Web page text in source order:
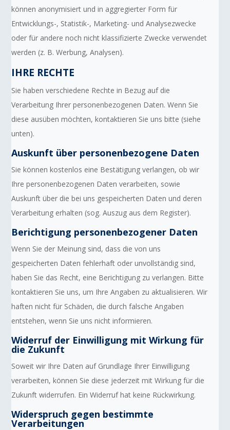
können anonymisiert und in aggregierter Form für
Entwicklungs-, Statistik-, Marketing- und Analysezwecke
oder für andere noch nicht klassifizierte Zwecke verwendet
werden (z. B. Werbung, Analysen).
IHRE RECHTE
Sie haben verschiedene Rechte in Bezug auf die
Verarbeitung Ihrer personenbezogenen Daten. Wenn Sie
diese ausüben möchten, kontaktieren Sie uns bitte (siehe
unten).
Auskunft über personenbezogene Daten
Sie können kostenlos eine Bestätigung verlangen, ob wir
Ihre personenbezogenen Daten verarbeiten, sowie
Auskunft über die bei uns gespeicherten Daten und deren
Verarbeitung erhalten (sog. Auszug aus dem Register).
Berichtigung personenbezogener Daten
Wenn Sie der Meinung sind, dass die von uns
gespeicherten Daten fehlerhaft oder unvollständig sind,
haben Sie das Recht, eine Berichtigung zu verlangen. Bitte
kontaktieren Sie uns, um Ihre Angaben zu aktualisieren. Wir
haften nicht für Schäden, die durch falsche Angaben
entstehen, wenn Sie uns nicht informieren.
Widerruf der Einwilligung mit Wirkung für
die Zukunft
Soweit wir Ihre Daten auf Grundlage Ihrer Einwilligung
verarbeiten, können Sie diese jederzeit mit Wirkung für die
Zukunft widerrufen. Ein Widerruf hat keine Rückwirkung.
Widerspruch gegen bestimmte
Verarbeitungen